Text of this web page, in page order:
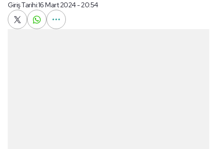
Giriş Tarihi:16 Mart 2024 - 20:54